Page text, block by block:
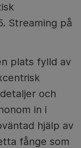
Streaming på
plats fylld av
och
in i
hjälp av
fånge som